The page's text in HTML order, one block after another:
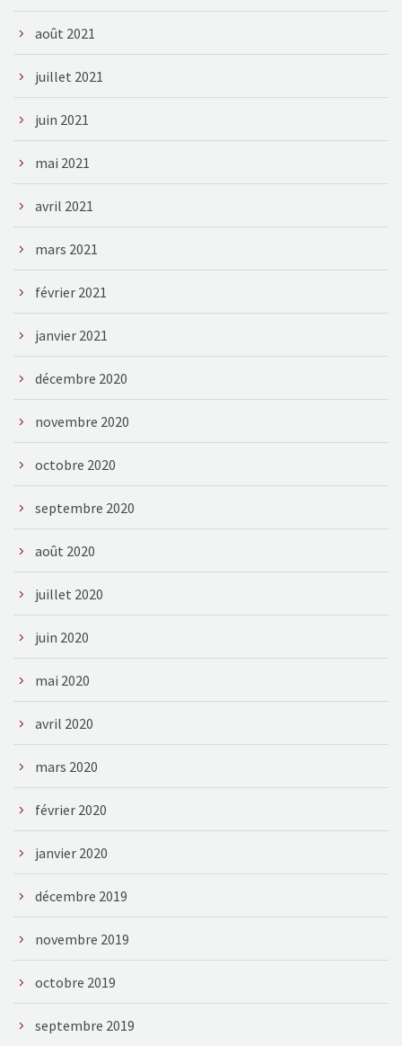
août 2021
juillet 2021
juin 2021
mai 2021
avril 2021
mars 2021
février 2021
janvier 2021
décembre 2020
novembre 2020
octobre 2020
septembre 2020
août 2020
juillet 2020
juin 2020
mai 2020
avril 2020
mars 2020
février 2020
janvier 2020
décembre 2019
novembre 2019
octobre 2019
septembre 2019